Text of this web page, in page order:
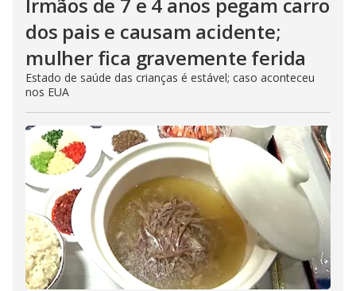
dos pais e causam acidente;
mulher fica gravemente ferida
Estado de saúde das crianças é estável; caso aconteceu
nos EUA